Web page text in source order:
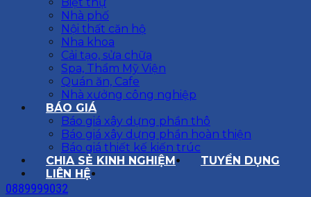
Nhà phố
Nội thất căn hộ
Nha khoa
Cải tạo, sửa chữa
Spa, Thẩm Mỹ Viện
Quán ăn, Cafe
Nhà xưởng công nghiệp
BÁO GIÁ
Báo giá xây dựng phần thô
Báo giá xây dựng phần hoàn thiện
Báo giá thiết kế kiến trúc
CHIA SẺ KINH NGHIỆM
TUYỂN DỤNG
LIÊN HỆ
0889999032